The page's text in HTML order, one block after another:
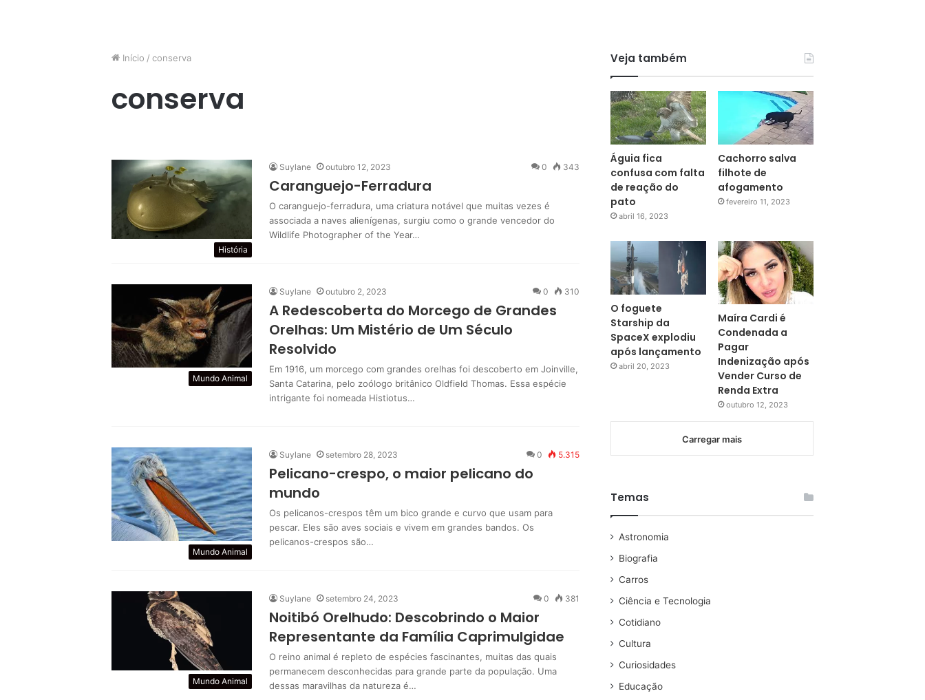
Início / conserva
conserva
História
Suylane outubro 12, 2023 0 343
Caranguejo-Ferradura
O caranguejo-ferradura, uma criatura notável que muitas vezes é
associada a naves alienígenas, surgiu como o grande vencedor do
Wildlife Photographer of the Year…
Mundo Animal
Suylane outubro 2, 2023 0 310
A Redescoberta do Morcego de Grandes
Orelhas: Um Mistério de Um Século
Resolvido
Em 1916, um morcego com grandes orelhas foi descoberto em Joinville,
Santa Catarina, pelo zoólogo britânico Oldfield Thomas. Essa espécie
intrigante foi nomeada Histiotus…
Mundo Animal
Suylane setembro 28, 2023 0 5.315
Pelicano-crespo, o maior pelicano do
mundo
Os pelicanos-crespos têm um bico grande e curvo que usam para
pescar. Eles são aves sociais e vivem em grandes bandos. Os
pelicanos-crespos são…
Mundo Animal
Suylane setembro 24, 2023 0 381
Noitibó Orelhudo: Descobrindo o Maior
Representante da Família Caprimulgidae
O reino animal é repleto de espécies fascinantes, muitas das quais
permanecem desconhecidas para grande parte da população. Uma
dessas maravilhas da natureza é…
Veja também
Águia fica
confusa com falta
de reação do
pato
abril 16, 2023
Cachorro salva
filhote de
afogamento
fevereiro 11, 2023
O foguete
Starship da
SpaceX explodiu
após lançamento
abril 20, 2023
Maíra Cardi é
Condenada a
Pagar
Indenização após
Vender Curso de
Renda Extra
outubro 12, 2023
Carregar mais
Temas
Astronomia
Biografia
Carros
Ciência e Tecnologia
Cotidiano
Cultura
Curiosidades
Educação